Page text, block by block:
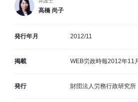
高橋 尚子
発行年月 2012/11
掲載 WEB労政時報2012年11
発行 財団法人労務行政研究所